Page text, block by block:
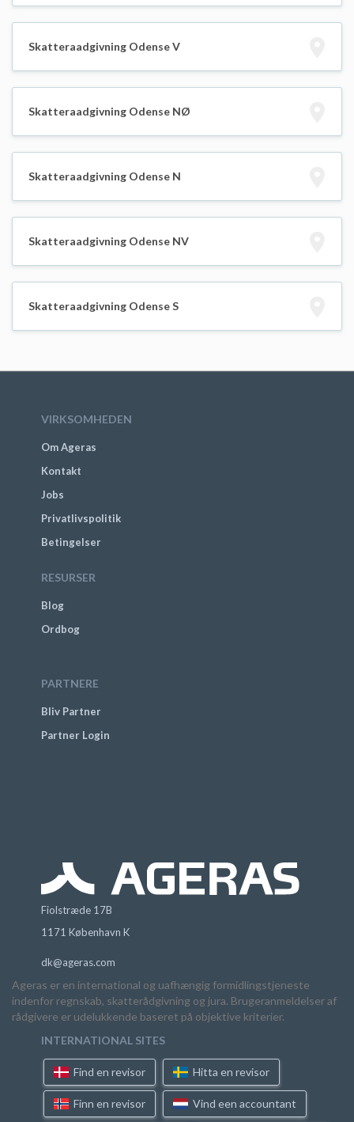
Skatteraadgivning Odense V
Skatteraadgivning Odense NØ
Skatteraadgivning Odense N
Skatteraadgivning Odense NV
Skatteraadgivning Odense S
VIRKSOMHEDEN
Om Ageras
Kontakt
Jobs
Privatlivspolitik
Betingelser
RESURSER
Blog
Ordbog
PARTNERE
Bliv Partner
Partner Login
Fiolstræde 17B
1171 København K
dk@ageras.com
Ageras er en international og uafhængig formidlingstjeneste
indenfor regnskab, skatterådgivning og jura. Brugeranmeldelser af
rådgivere er udelukkende baseret på objektive kriterier.
INTERNATIONAL SITES
Find en revisor Hitta en revisor
Finn en revisor Vind een accountant